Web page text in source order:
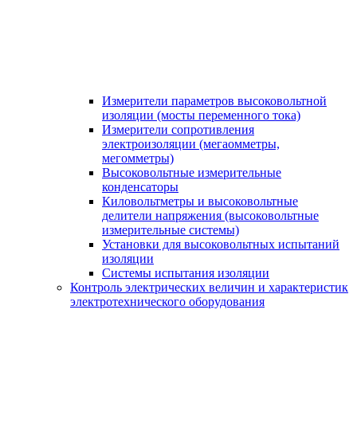
Измерители параметров высоковольтной
изоляции (мосты переменного тока)
Измерители сопротивления
электроизоляции (мегаомметры,
мегомметры)
Высоковольтные измерительные
конденсаторы
Киловольтметры и высоковольтные
делители напряжения (высоковольтные
измерительные системы)
Установки для высоковольтных испытаний
изоляции
Системы испытания изоляции
Контроль электрических величин и характеристик
электротехнического оборудования